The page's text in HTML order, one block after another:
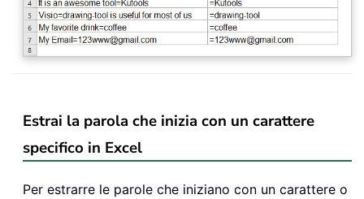
Estrai la parola che inizia con un carattere
specifico in Excel
Per estrarre le parole che iniziano con un carattere o